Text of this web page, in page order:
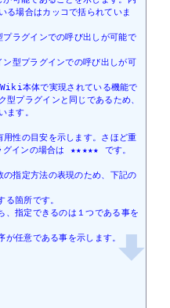
る場合はカッコで括られていま
ラグインでの呼び出しが可能で
型プラグインでの呼び出しが可
本体で実現されている機能で
プラグインと同じであるため、
ます。
性の目安を示します。さほど重
インの場合は ★★★★★ です。
指定方法の表現のため、下記の
箇所です。
指定できるのは１つである事を
任意である事を示します。